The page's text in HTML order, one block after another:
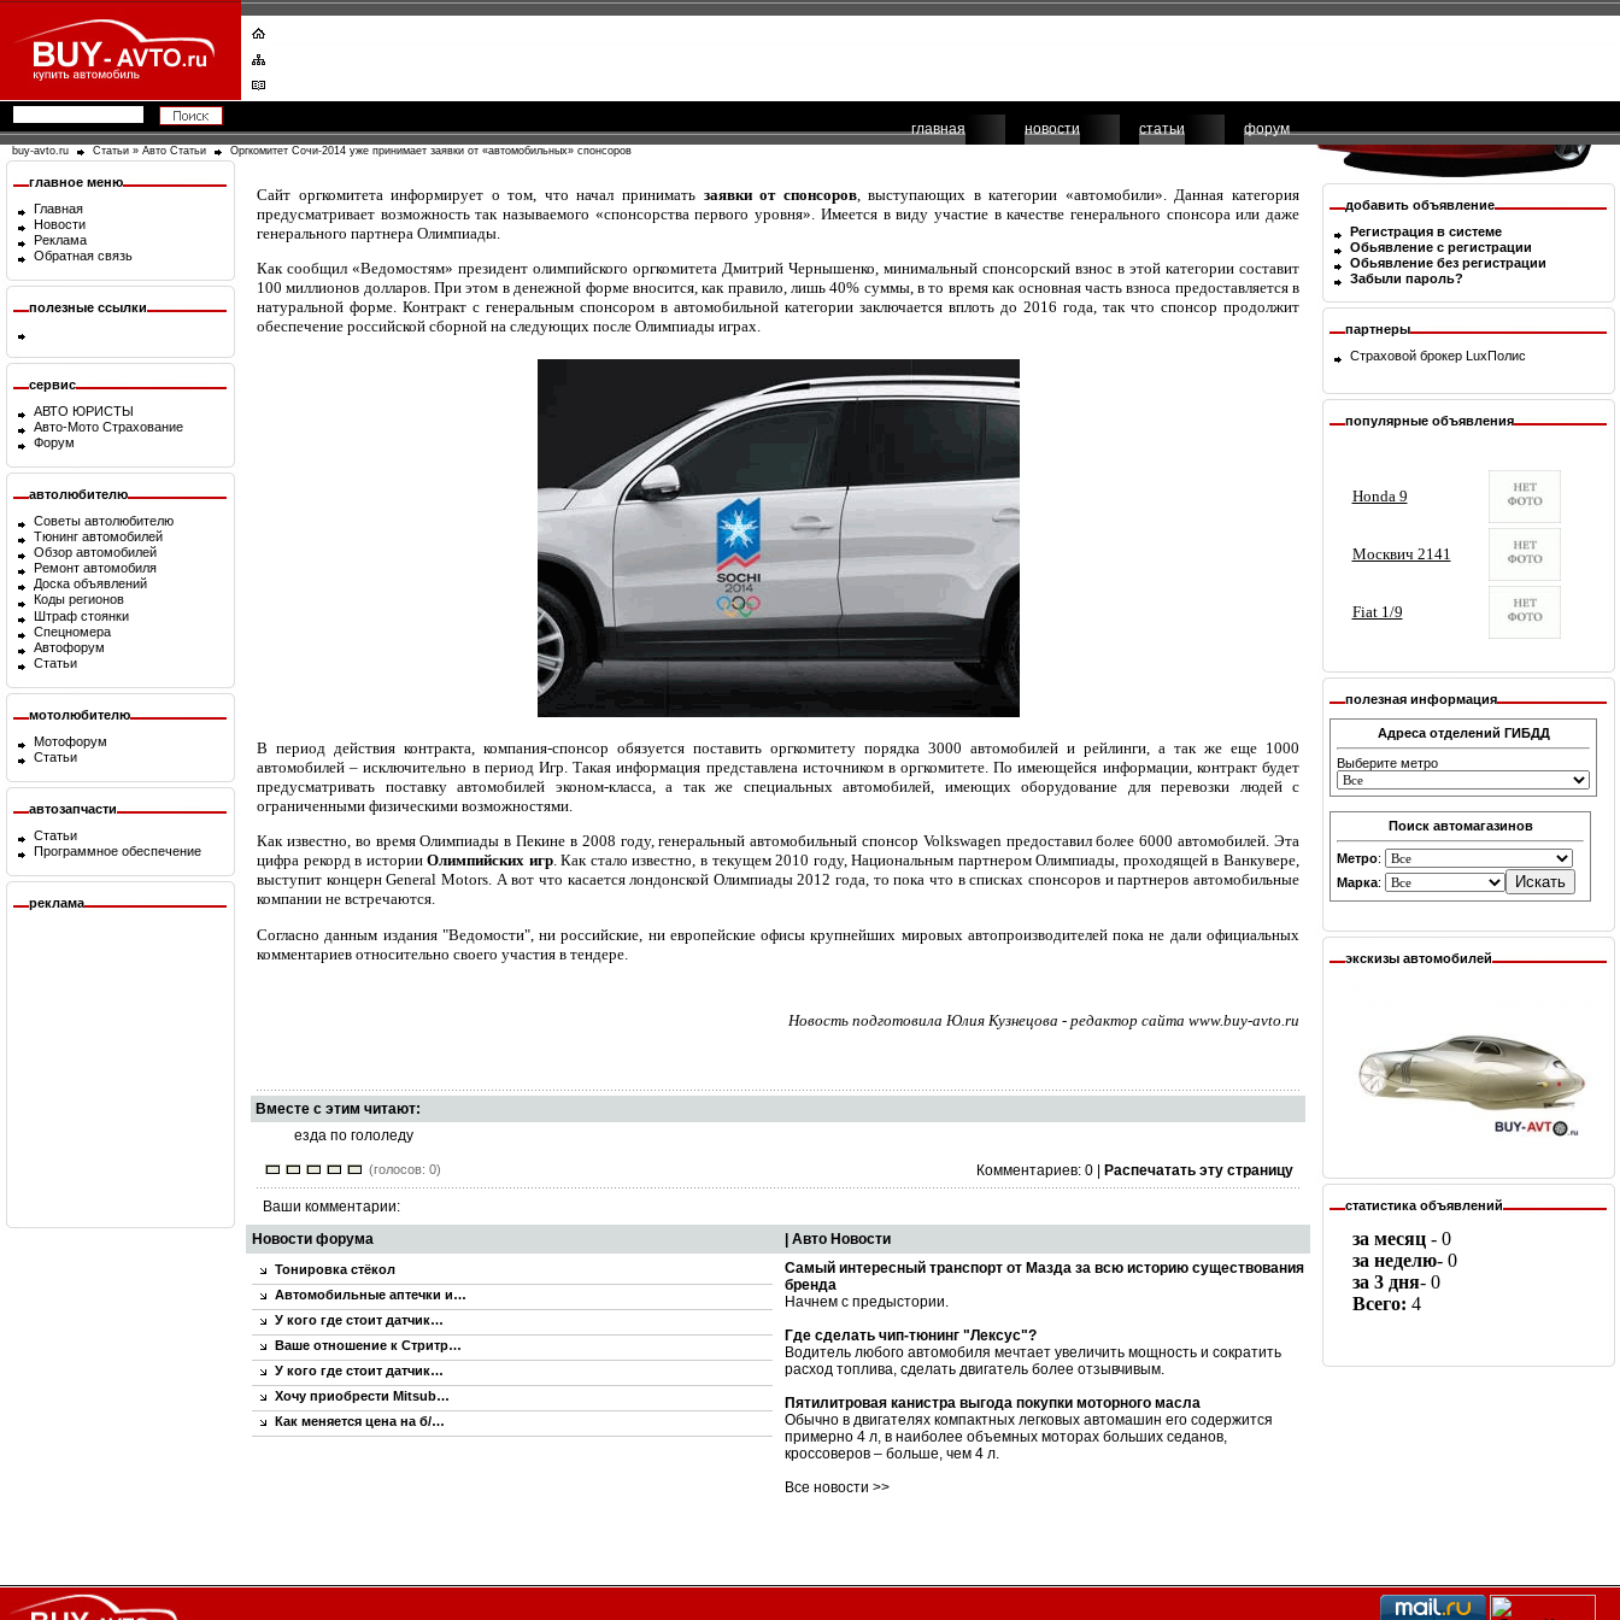
главная новости статьи форум
buy-avto.ru Статьи » Авто Статьи Оргкомитет Сочи-2014 уже принимает заявки от «автомобильных» спонсоров
главное меню
Главная
Новости
Реклама
Обратная связь
полезные ссылки
сервис
АВТО ЮРИСТЫ
Авто-Мото Страхование
Форум
автолюбителю
Советы автолюбителю
Тюнинг автомобилей
Обзор автомобилей
Ремонт автомобиля
Доска объявлений
Коды регионов
Штраф стоянки
Спецномера
Автофорум
Статьи
мотолюбителю
Мотофорум
Статьи
автозапчасти
Статьи
Программное обеспечение
реклама
Сайт оргкомитета информирует о том, что начал принимать заявки от спонсоров, выступающих в категории «автомобили». Данная категория
предусматривает возможность так называемого «спонсорства первого уровня». Имеется в виду участие в качестве генерального спонсора или даже
генерального партнера Олимпиады.
Как сообщил «Ведомостям» президент олимпийского оргкомитета Дмитрий Чернышенко, минимальный спонсорский взнос в этой категории составит
100 миллионов долларов. При этом в денежной форме вносится, как правило, лишь 40% суммы, в то время как основная часть взноса предоставляется в
натуральной форме. Контракт с генеральным спонсором в автомобильной категории заключается вплоть до 2016 года, так что спонсор продолжит
обеспечение российской сборной на следующих после Олимпиады играх.
В период действия контракта, компания-спонсор обязуется поставить оргкомитету порядка 3000 автомобилей и рейлинги, а так же еще 1000
автомобилей – исключительно в период Игр. Такая информация представлена источником в оргкомитете. По имеющейся информации, контракт будет
предусматривать поставку автомобилей эконом-класса, а так же специальных автомобилей, имеющих оборудование для перевозки людей с
ограниченными физическими возможностями.
Как известно, во время Олимпиады в Пекине в 2008 году, генеральный автомобильный спонсор Volkswagen предоставил более 6000 автомобилей. Эта
цифра рекорд в историиОлимпийских игр. Как стало известно, в текущем 2010 году, Национальным партнером Олимпиады, проходящей в Ванкувере,
выступит концерн General Motors. А вот что касается лондонской Олимпиады 2012 года, то пока что в списках спонсоров и партнеров автомобильные
компании не встречаются.
Согласно данным издания "Ведомости", ни российские, ни европейские офисы крупнейших мировых автопроизводителей пока не дали официальных
комментариев относительно своего участия в тендере.
Новость подготовила Юлия Кузнецова - редактор сайта www.buy-avto.ru
Вместе с этим читают:
езда по гололеду
(голосов: 0) Комментариев: 0 | Распечатать эту страницу
Ваши комментарии:
Новости форума
| Авто Новости
Тонировка стёкол
Автомобильные аптечки и…
У кого где стоит датчик…
Ваше отношение к Стритр…
У кого где стоит датчик…
Хочу приобрести Mitsub…
Как меняется цена на б/…
Самый интересный транспорт от Мазда за всю историю существования
бренда
Начнем с предыстории.
Где сделать чип-тюнинг "Лексус"?
Водитель любого автомобиля мечтает увеличить мощность и сократить
расход топлива, сделать двигатель более отзывчивым.
Пятилитровая канистра выгода покупки моторного масла
Обычно в двигателях компактных легковых автомашин его содержится
примерно 4 л, в наиболее объемных моторах больших седанов,
кроссоверов – больше, чем 4 л.
Все новости >>
добавить объявление
Регистрация в системе
Обьявление с регистрации
Обьявление без регистрации
Забыли пароль?
партнеры
Страховой брокер LuxПолис
популярные объявления
полезная информация
Адреса отделений ГИБДД
Выберите метро
Поиск автомагазинов
Метро:
Марка:
экскизы автомобилей
статистика объявлений